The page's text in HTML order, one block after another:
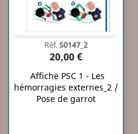
Réf.S0147_2
20,00 €
Affiche PSC 1 - Les
hémorragies externes_2 /
Pose de garrot